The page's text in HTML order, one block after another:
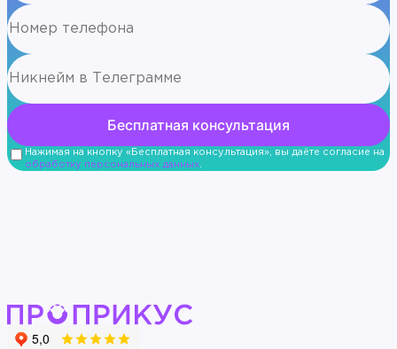
Нажимая на кнопку «Бесплатная консультация», вы даёте согласие на
обработку персональных данных.